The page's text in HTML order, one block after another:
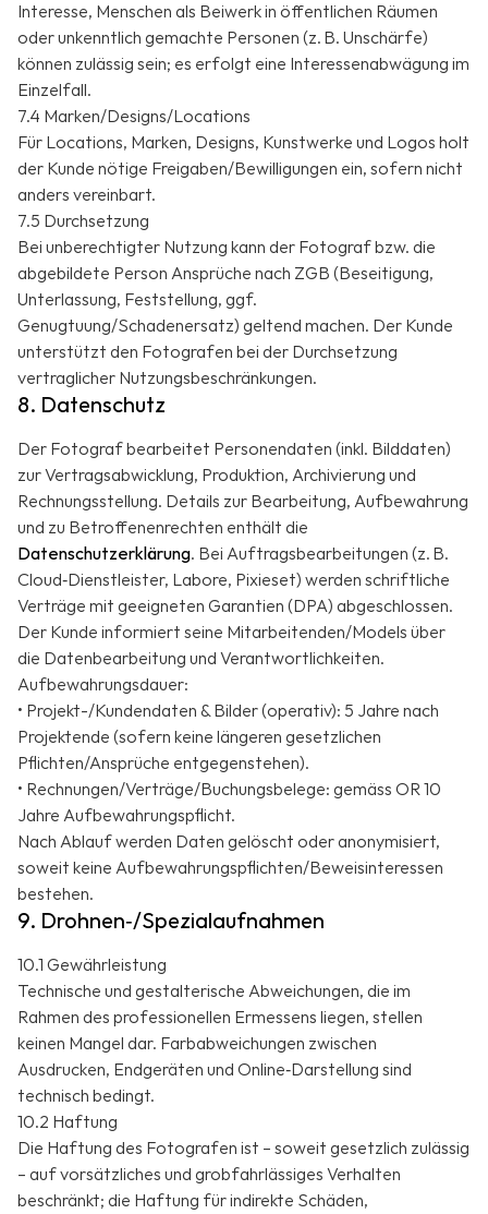
Interesse, Menschen als Beiwerk in öffentlichen Räumen
oder unkenntlich gemachte Personen (z. B. Unschärfe)
können zulässig sein; es erfolgt eine Interessenabwägung im
Einzelfall.
7.4 Marken/Designs/Locations
Für Locations, Marken, Designs, Kunstwerke und Logos holt
der Kunde nötige Freigaben/Bewilligungen ein, sofern nicht
anders vereinbart.
7.5 Durchsetzung
Bei unberechtigter Nutzung kann der Fotograf bzw. die
abgebildete Person Ansprüche nach ZGB (Beseitigung,
Unterlassung, Feststellung, ggf.
Genugtuung/Schadenersatz) geltend machen. Der Kunde
unterstützt den Fotografen bei der Durchsetzung
vertraglicher Nutzungsbeschränkungen.
8. Datenschutz
Der Fotograf bearbeitet Personendaten (inkl. Bilddaten)
zur Vertragsabwicklung, Produktion, Archivierung und
Rechnungsstellung. Details zur Bearbeitung, Aufbewahrung
und zu Betroffenenrechten enthält die
Datenschutzerklärung. Bei Auftragsbearbeitungen (z. B.
Cloud‑Dienstleister, Labore, Pixieset) werden schriftliche
Verträge mit geeigneten Garantien (DPA) abgeschlossen.
Der Kunde informiert seine Mitarbeitenden/Models über
die Datenbearbeitung und Verantwortlichkeiten.
Aufbewahrungsdauer:
• Projekt-/Kundendaten & Bilder (operativ): 5 Jahre nach
Projektende (sofern keine längeren gesetzlichen
Pflichten/Ansprüche entgegenstehen).
• Rechnungen/Verträge/Buchungsbelege: gemäss OR 10
Jahre Aufbewahrungspflicht.
Nach Ablauf werden Daten gelöscht oder anonymisiert,
soweit keine Aufbewahrungspflichten/Beweisinteressen
bestehen.
9. Drohnen‑/Spezialaufnahmen
10.1 Gewährleistung
Technische und gestalterische Abweichungen, die im
Rahmen des professionellen Ermessens liegen, stellen
keinen Mangel dar. Farbabweichungen zwischen
Ausdrucken, Endgeräten und Online‑Darstellung sind
technisch bedingt.
10.2 Haftung
Die Haftung des Fotografen ist – soweit gesetzlich zulässig
– auf vorsätzliches und grobfahrlässiges Verhalten
beschränkt; die Haftung für indirekte Schäden,